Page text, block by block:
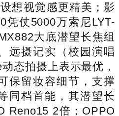
想视觉感更精美；影
凭仗5000万索尼LYT-
大底潜望长焦组
远摄记实（校园演唱
态拍摄上表示最优，
保留妆容细节，支撑
同档首能，其潜望长
Reno15 2倍；OPPO